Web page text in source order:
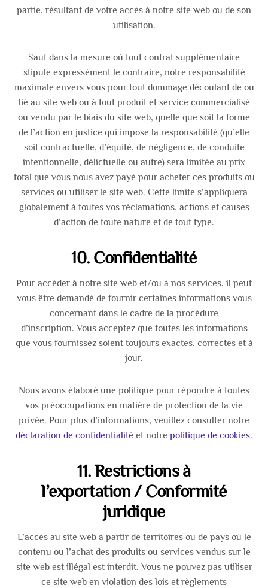
partie, résultant de votre accès à notre site web ou de son
utilisation.
Sauf dans la mesure où tout contrat supplémentaire
stipule expressément le contraire, notre responsabilité
maximale envers vous pour tout dommage découlant de ou
lié au site web ou à tout produit et service commercialisé
ou vendu par le biais du site web, quelle que soit la forme
de l’action en justice qui impose la responsabilité (qu’elle
soit contractuelle, d’équité, de négligence, de conduite
intentionnelle, délictuelle ou autre) sera limitée au prix
total que vous nous avez payé pour acheter ces produits ou
services ou utiliser le site web. Cette limite s’appliquera
globalement à toutes vos réclamations, actions et causes
d’action de toute nature et de tout type.
10. Confidentialité
Pour accéder à notre site web et/ou à nos services, il peut
vous être demandé de fournir certaines informations vous
concernant dans le cadre de la procédure
d’inscription. Vous acceptez que toutes les informations
que vous fournissez soient toujours exactes, correctes et à
jour.
Nous avons élaboré une politique pour répondre à toutes
vos préoccupations en matière de protection de la vie
privée. Pour plus d’informations, veuillez consulter notre
déclaration de confidentialité et notre politique de cookies.
11. Restrictions à
l’exportation / Conformité
juridique
L’accès au site web à partir de territoires ou de pays où le
contenu ou l’achat des produits ou services vendus sur le
site web est illégal est interdit. Vous ne pouvez pas utiliser
ce site web en violation des lois et règlements